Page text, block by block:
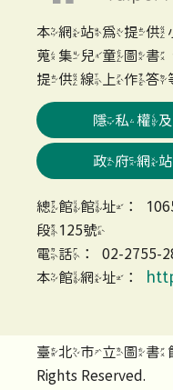
本網站為提供
蒐集兒童圖
提供線上作答
隱私權
政府網
總館館址：
段125號
電話：02-2755-
本館網址：
臺北市立圖書
Rights Reserved.